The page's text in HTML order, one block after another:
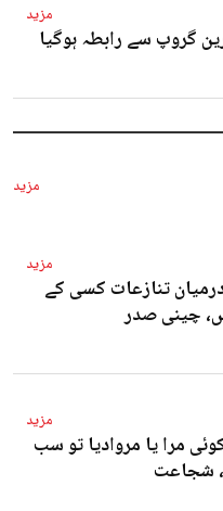
مزید
گروپ سے رابطہ ہوگیا
مزید
مزید
تنازعات کسی کے
چینی صدر
مزید
مرا یا مروادیا تو سب
شجاعت